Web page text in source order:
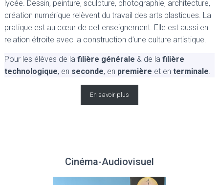
lycée. Dessin, peinture, sculpture, photographie, architecture,
création numérique relèvent du travail des arts plastiques. La
pratique est au cœur de cet enseignement. Elle est aussi en
relation étroite avec la construction d’une culture artistique.
Pour les élèves de la filière générale & de la filière
technologique, en seconde, en première et en terminale
En savoir plus
Cinéma-Audiovisuel